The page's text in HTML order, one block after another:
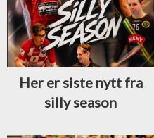
Her er siste nytt fra
silly season